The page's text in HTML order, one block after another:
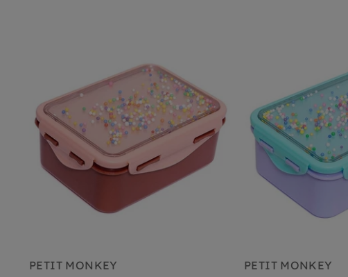
PETIT MONKEY PETIT MONKEY